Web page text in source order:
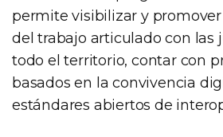
permite visibilizar y
del trabajo articulado con las
todo el territorio, contar con
basados en la convivencia
estándares abiertos de